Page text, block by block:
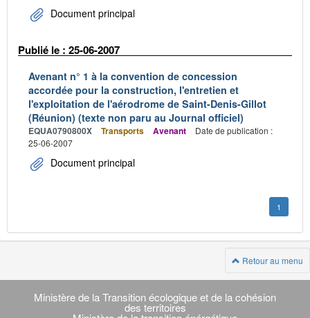
Document principal
Publié le : 25-06-2007
Avenant n° 1 à la convention de concession
accordée pour la construction, l'entretien et
l'exploitation de l'aérodrome de Saint-Denis-Gillot
(Réunion) (texte non paru au Journal officiel)
EQUA0790800X Transports Avenant
Date de publication :
25-06-2007
Document principal
1
Retour au menu
Navigation
transverse
Ministère de la Transition écologique et de la cohésion
des territoires